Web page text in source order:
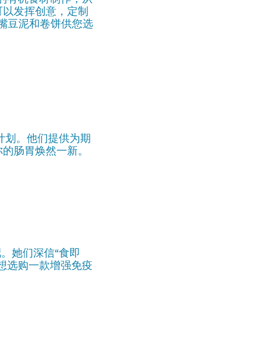
发挥创意，定制
豆泥和卷饼供您选
划。他们提供为期
肠胃焕然一新。
她们深信“食即
选购一款增强免疫